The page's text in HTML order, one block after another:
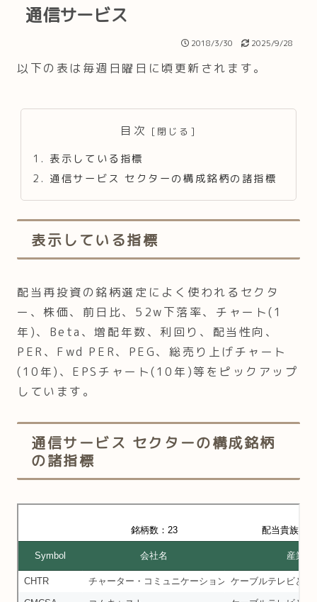
通信サービス
2018/3/30 2025/9/28
以下の表は毎週日曜日に頃更新されます。
目次
表示している指標
通信サービス セクターの構成銘柄の諸指標
表示している指標
配当再投資の銘柄選定によく使われるセクタ
ー、株価、前日比、52w下落率、チャート(1
年)、Beta、増配年数、利回り、配当性向、
PER、Fwd PER、PEG、総売り上げチャート
(10年)、EPSチャート(10年)等をピックアップ
しています。
通信サービス セクターの構成銘柄
の諸指標